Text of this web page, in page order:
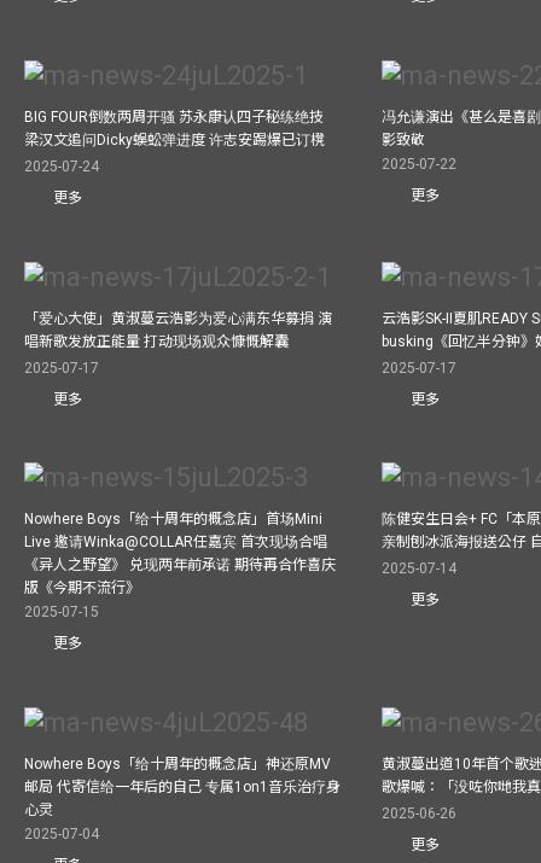
BIG FOUR倒数两周开骚 苏永康认四子秘练绝技
梁汉文追问Dicky蜈蚣弹进度 许志安踢爆已订櫈
2025-07-24
更多
冯允谦演出《甚么是喜
影致敬
2025-07-22
更多
「爱心大使」黄淑蔓云浩影为爱心满东华募捐 演
唱新歌发放正能量 打动现场观众慷慨解囊
2025-07-17
更多
云浩影SK-II夏肌READY
busking《回忆半分钟》
2025-07-17
更多
Nowhere Boys「给十周年的概念店」首场Mini
Live 邀请Winka@COLLAR任嘉宾 首次现场合唱
《异人之野望》 兑现两年前承诺 期待再合作喜庆
版《今期不流行》
2025-07-15
更多
陈健安生日会+ FC「本
亲制刨冰派海报送公仔
2025-07-14
更多
Nowhere Boys「给十周年的概念店」神还原MV
邮局 代寄信给一年后的自己 专属1on1音乐治疗身
心灵
2025-07-04
黄淑蔓出道10年首个歌
歌爆喊：「没咗你哋我
2025-06-26
更多